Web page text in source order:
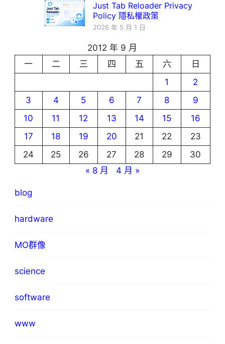
Just Tab Reloader Privacy
Policy 隱私權政策
2026 年 5 月 1 日
2012 年 9 月
一
二 三 四 五 六
日
1
2
3
4 5 6 7 8
9
10
11 12 13 14 15
16
17
18 19 20 21 22
23
24
25 26 27 28 29
30
« 8 月
4 月 »
blog
hardware
MO群像
science
software
www